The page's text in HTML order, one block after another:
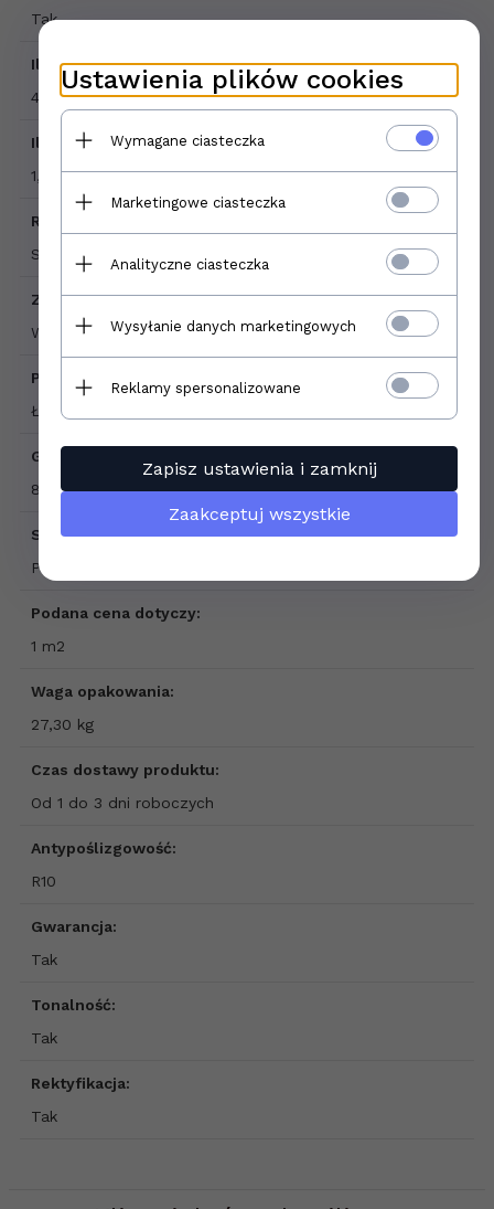
Tak
Ilość sztuk w opakowaniu:
4
Ilość m2 w opakowaniu:
1,43
Rodzaj powierzchni:
Strukturalna, matowa
Zastosowanie:
Wewnątrz , Zewnątrz
Pomieszczenia:
Łazienka, Kuchnia, Salon, Elewacja, Taras i balkon
Grubość płytki:
8 mm
Sprzedaż produktu:
Produkt sprzedawany na pełne opakowania
Podana cena dotyczy:
1 m2
Waga opakowania:
27,30 kg
Czas dostawy produktu:
Od 1 do 3 dni roboczych
Antypoślizgowość:
R10
Gwarancja:
Tak
Tonalność:
Tak
Rektyfikacja:
Tak
Ustawienia plików cookies
Wymagane ciasteczka
Marketingowe ciasteczka
Analityczne ciasteczka
Wysyłanie danych marketingowych
Reklamy spersonalizowane
Zapisz ustawienia i zamknij
Zaakceptuj wszystkie